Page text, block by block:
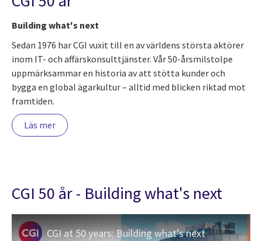
Building what's next
Sedan 1976 har CGI vuxit till en av världens största aktörer
inom IT- och affärskonsulttjänster. Vår 50-årsmilstolpe
uppmärksammar en historia av att stötta kunder och
bygga en global ägarkultur – alltid med blicken riktad mot
framtiden.
Läs mer
CGI 50 år - Building what's next
CGI at 50 years: Building what’s next